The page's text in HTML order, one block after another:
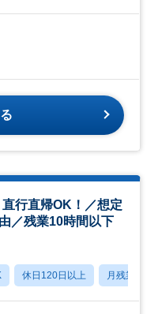
直行直帰OK！／想定
／残業10時間以下
休日120日以上 月残業20